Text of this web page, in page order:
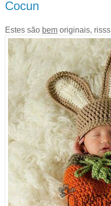
Cocun
Estes são bem originais, risss